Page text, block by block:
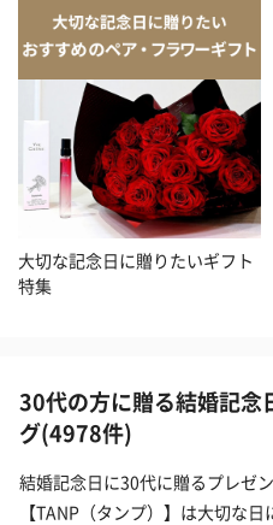
大切な記念日に贈りたいギフト
特集
30代の方に贈る結婚記念
グ(4978件)
結婚記念日に30代に贈るプレゼ
【TANP（タンプ）】は大切な